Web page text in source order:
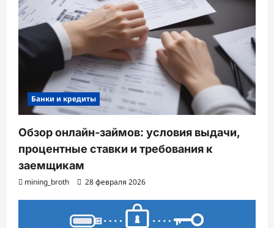
Банки и кредиты
Обзор онлайн-займов: условия выдачи,
процентные ставки и требования к
заемщикам
mining_broth 28 февраля 2026